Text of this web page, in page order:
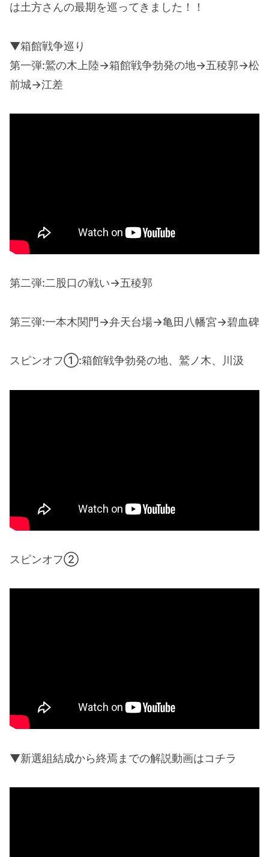
は土方さんの最期を巡ってきました！！
▼箱館戦争巡り
第一弾:鷲の木上陸→箱館戦争勃発の地→五稜郭→松
前城→江差
第二弾:二股口の戦い→五稜郭
第三弾:一本木関門→弁天台場→亀田八幡宮→碧血碑
スピンオフ①:箱館戦争勃発の地、鷲ノ木、川汲
スピンオフ②
▼新選組結成から終焉までの解説動画はコチラ